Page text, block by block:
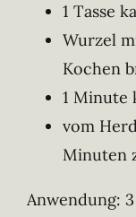
1 Tasse
Wurzel
Kochen
1 Minute
vom
Minuten
Anwendung: